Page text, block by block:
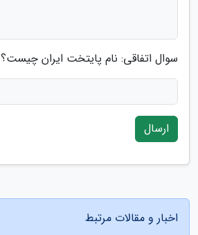
سوال اتفاقی: نام پایتخت ایران چیست؟
ارسال
اخبار و مقالات مرتبط